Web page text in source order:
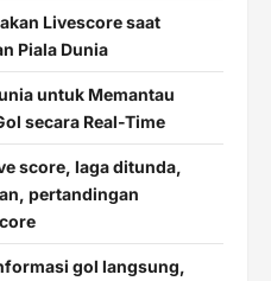
Livescore saat
Piala Dunia
untuk Memantau
secara Real-Time
score, laga ditunda,
pertandingan
gol langsung,